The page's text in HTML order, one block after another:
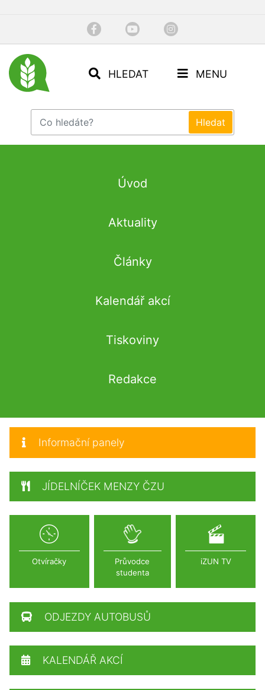
HLEDAT MENU
Úvod
Aktuality
Články
Kalendář akcí
Tiskoviny
Redakce
Informační panely
JÍDELNÍČEK MENZY ČZU
Otvíračky
Průvodce
studenta
iZUN TV
ODJEZDY AUTOBUSŮ
KALENDÁŘ AKCÍ